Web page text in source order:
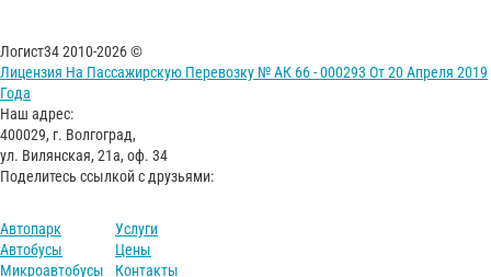
Логист34 2010-2026 ©
Лицензия На Пассажирскую Перевозку № АК 66 - 000293 От 20 Апреля 2019
Года
Наш адрес:
400029, г. Волгоград,
ул. Вилянская, 21а, оф. 34
Поделитесь ссылкой с друзьями:
Автопарк
Автобусы
Микроавтобусы
Услуги
Цены
Контакты